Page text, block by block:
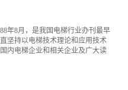
年8月，是我国电梯行业办刊最早
坚持以电梯技术理论和应用技术
内电梯企业和相关企业及广大读